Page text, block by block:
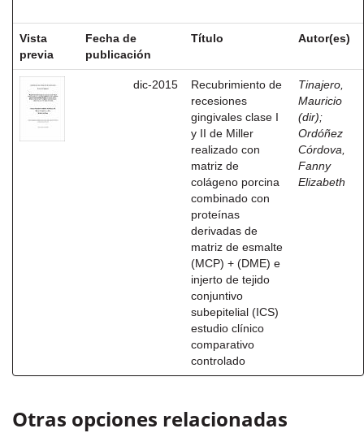
Vista
previa
Fecha de
publicación
Título Autor(es)
dic-2015
Recubrimiento de
recesiones
gingivales clase I
y II de Miller
realizado con
matriz de
colágeno porcina
combinado con
proteínas
derivadas de
matriz de esmalte
(MCP) + (DME) e
injerto de tejido
conjuntivo
subepitelial (ICS)
estudio clínico
comparativo
controlado
Tinajero,
Mauricio
(dir);
Ordóñez
Córdova,
Fanny
Elizabeth
Otras opciones relacionadas